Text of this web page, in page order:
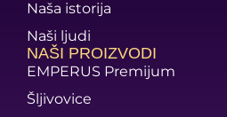
Naša istorija
Naši ljudi
NAŠI PROIZVODI
EMPERUS Premijum
Šljivovice